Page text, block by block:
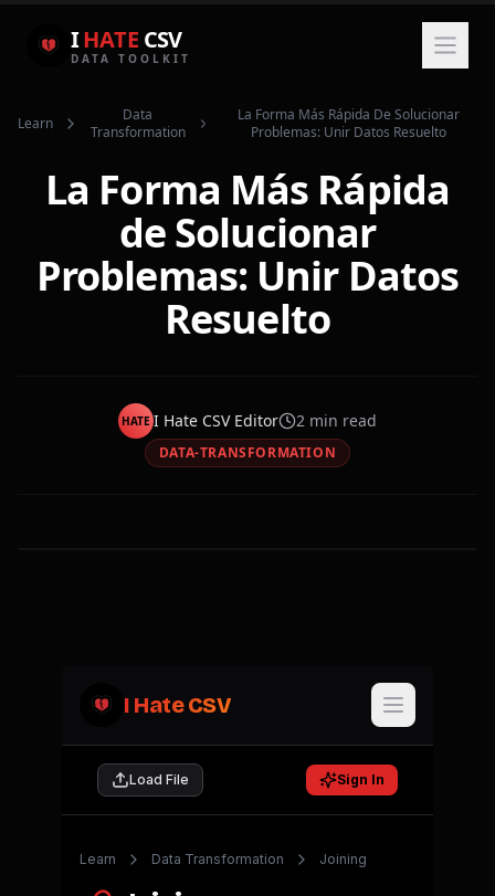
IHATE CSV
DATA TOOLKIT
Learn
Data
Transformation
La Forma Más Rápida De Solucionar
Problemas: Unir Datos Resuelto
La Forma Más Rápida
de Solucionar
Problemas: Unir Datos
Resuelto
HATE I Hate CSV Editor 2 min read
DATA-TRANSFORMATION